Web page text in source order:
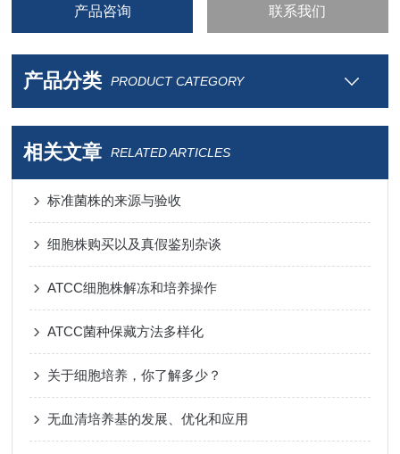
产品咨询 联系我们
产品分类 PRODUCT CATEGORY
相关文章 RELATED ARTICLES
标准菌株的来源与验收
细胞株购买以及真假鉴别杂谈
ATCC细胞株解冻和培养操作
ATCC菌种保藏方法多样化
关于细胞培养，你了解多少？
无血清培养基的发展、优化和应用